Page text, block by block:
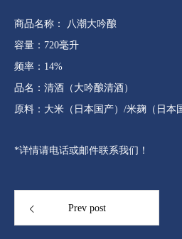
商品名称： 八潮大吟酿
容量：720毫升
频率：14%
品名：清酒（大吟酿清酒）
原料：大米（日本国产）/米麹（日本
*详情请电话或邮件联系我们！
Prev post